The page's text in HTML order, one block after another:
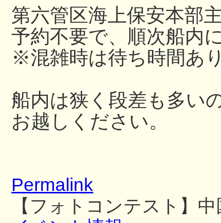
第六管区海上保安本部
予約不要で、順次船内
※混雑時は待ち時間あ
船内は狭く段差も多い
お越しください。
Permalink
【フォトコンテスト】